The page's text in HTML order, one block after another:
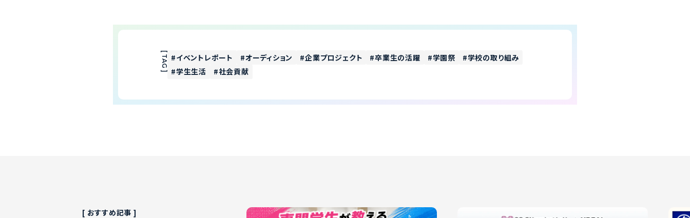
[ TAG ] イベントレポート オーディション 企業プロジェクト 卒業生の活躍 学園祭
学校の取り組み
学生生活
社会貢献
[ おすすめ記事 ]